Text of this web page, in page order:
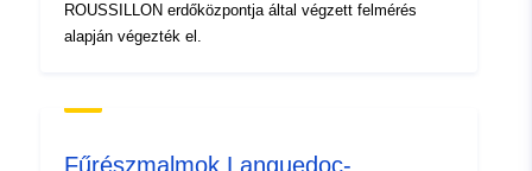
ROUSSILLON erdőközpontja által végzett felmérés
alapján végezték el.
Fűrészmalmok Languedoc-